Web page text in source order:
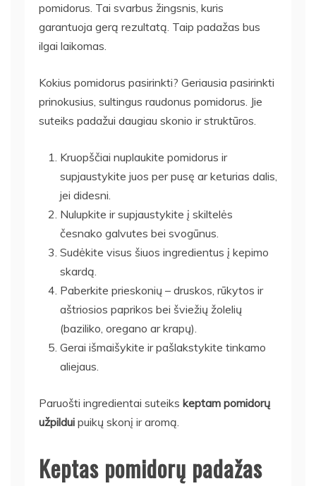
pomidorus. Tai svarbus žingsnis, kuris
garantuoja gerą rezultatą. Taip padažas bus
ilgai laikomas.
Kokius pomidorus pasirinkti? Geriausia pasirinkti
prinokusius, sultingus raudonus pomidorus. Jie
suteiks padažui daugiau skonio ir struktūros.
Kruopščiai nuplaukite pomidorus ir
supjaustykite juos per pusę ar keturias dalis,
jei didesni.
Nulupkite ir supjaustykite į skiltelės
česnako galvutes bei svogūnus.
Sudėkite visus šiuos ingredientus į kepimo
skardą.
Paberkite prieskonių – druskos, rūkytos ir
aštriosios paprikos bei šviežių žolelių
(baziliko, oregano ar krapų).
Gerai išmaišykite ir pašlakstykite tinkamo
aliejaus.
Paruošti ingredientai suteiks keptam pomidorų
užpildui puikų skonį ir aromą.
Keptas pomidorų padažas